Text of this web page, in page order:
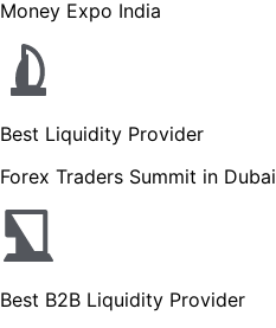
Money Expo India
Best Liquidity Provider
Forex Traders Summit in Dubai
Best B2B Liquidity Provider